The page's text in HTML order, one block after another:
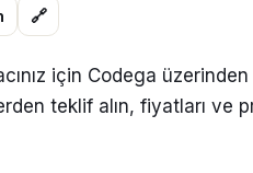
🔗
için Codega
teklif alın, fiyatları ve